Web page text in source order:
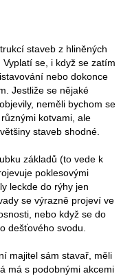
staveb z hliněných
se, i když se zatím
nebo dokonce
Jestliže se nějaké
neměli bychom se
kotvami, ale
staveb shodné.
základů (to vede k
poklesovými
leckde do rýhy jen
se výrazně projeví ve
nebo když se do
dešťového svodu.
majitel sám stavař, měli
má s podobnými akcemi